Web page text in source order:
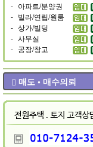
- 아파트/분양권
- 빌라/연립/원룸
- 상가/빌딩
- 사무실
- 공장/창고
매도 • 매수의뢰